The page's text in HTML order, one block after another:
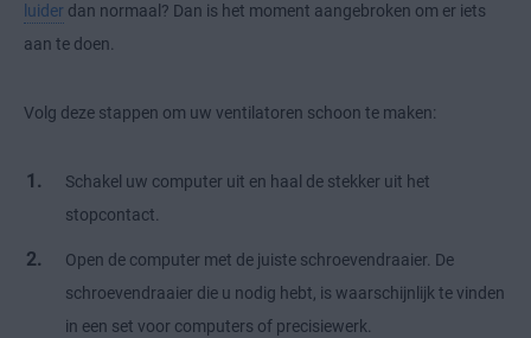
luider dan normaal? Dan is het moment aangebroken om er iets
aan te doen.
Volg deze stappen om uw ventilatoren schoon te maken:
Schakel uw computer uit en haal de stekker uit het
stopcontact.
Open de computer met de juiste schroevendraaier. De
schroevendraaier die u nodig hebt, is waarschijnlijk te vinden
in een set voor computers of precisiewerk.